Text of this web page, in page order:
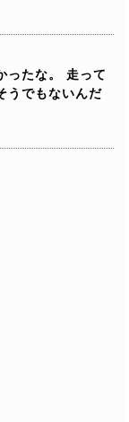
たな。
走って
うでもないんだ